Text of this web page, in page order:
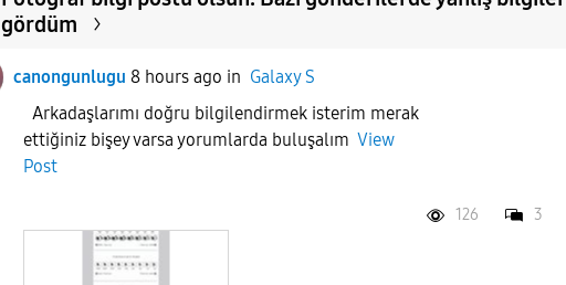
gördüm
canongunlugu 8 hours ago in Galaxy S
Arkadaşlarımı doğru bilgilendirmek isterim merak
ettiğiniz bişey varsa yorumlarda buluşalım View
Post
126 3